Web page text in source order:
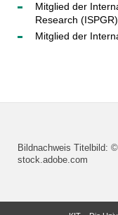
Mitglied der
Research (ISPGR)
Mitglied der
Bildnachweis Titelbild:
stock.adobe.com